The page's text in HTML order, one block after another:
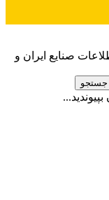
صنایع ایران و